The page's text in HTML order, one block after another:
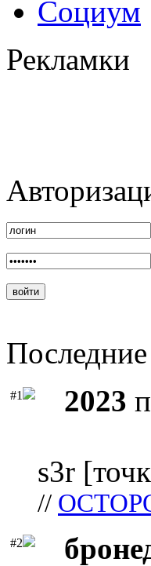
Социум
Рекламки
#1 2023
s3r
//
#2